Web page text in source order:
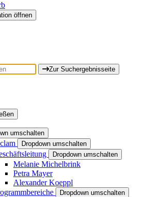
öffnen
Zur Suchergebnisseite
umschalten
Dropdown umschalten
Dropdown umschalten
Melanie Michelbrink
Petra Mayer
Alexander Koeppl
Dropdown umschalten